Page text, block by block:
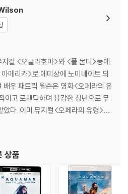
과와 수적 열세가 만들어 낸 기적이라는
세계대전 동안 미드웨이 해전을 지휘한
고록을 통해“이순신은 인류 역사상 가장
도 했다.
웨이]는 진주만 공습 이후 일본의 태평양
전투를 벌였던 미 해군들의 다채로운
시킨다.미국 역사상 가장 처참했던 정보
현장에이를 바라보는 해군 정보 장교
빠질 수밖에 없었다.그 후,그는 일본군의
미드웨이라고 확신하고, 총사령관‘니미
이 침공을 준비한다.진주만 공습으로 초
하지 않기 위해 전략적으로 절대적 열
본 함대에 맞선다.미 항공모함 USS 엔
트’(에드 스크레인)의 화려한 급강하 폭
로 일본군의 폭격기를 막아내고 있는 ‘브
컬 <오클라호마>와 <풀 몬티>등에
메리카>로 에미상에 노미네이트 되
배우 패트릭 윌슨은 영화<오페라의 유
이고 로맨틱하며 용감한 청년으로 무
았다. 이미 뮤지컬<오페라의 유령>의
이 있던 앤드류 로이드 웨버 역시 그
음유시인 그 자체"라는 말로 흡족함
이브닝(2007)|주연배우
상품